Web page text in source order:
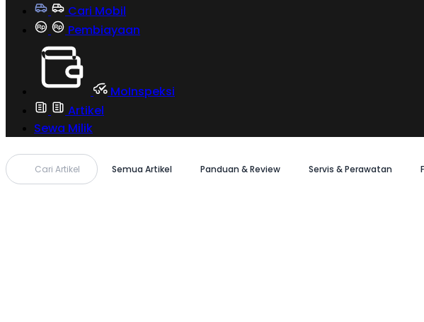
Cari Mobil
Pembiayaan
MoInspeksi
Artikel
Sewa Milik
Cari Artikel Semua Artikel Panduan & Review Servis & Perawatan